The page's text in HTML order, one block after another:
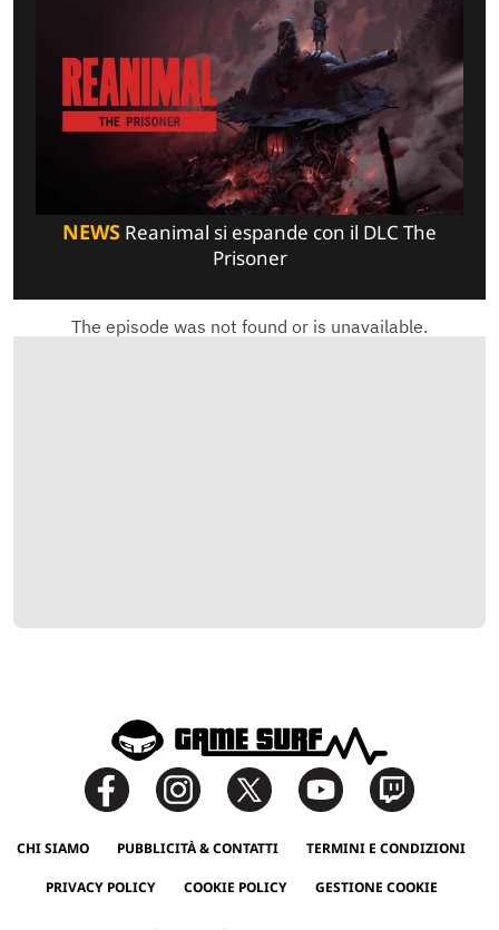
NEWS Reanimal si espande con il DLC The
Prisoner
CHI SIAMO PUBBLICITÀ & CONTATTI TERMINI E CONDIZIONI
PRIVACY POLICY COOKIE POLICY GESTIONE COOKIE